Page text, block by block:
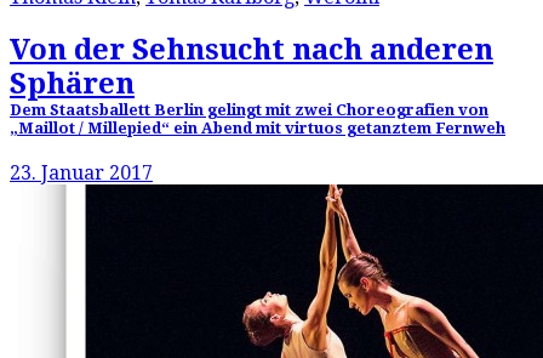
Von der Sehnsucht nach anderen
Sphären
Dem Staatsballett Berlin gelingt mit zwei Choreografien von
„Maillot / Millepied“ ein Abend mit virtuos getanztem Fernweh
23. Januar 2017